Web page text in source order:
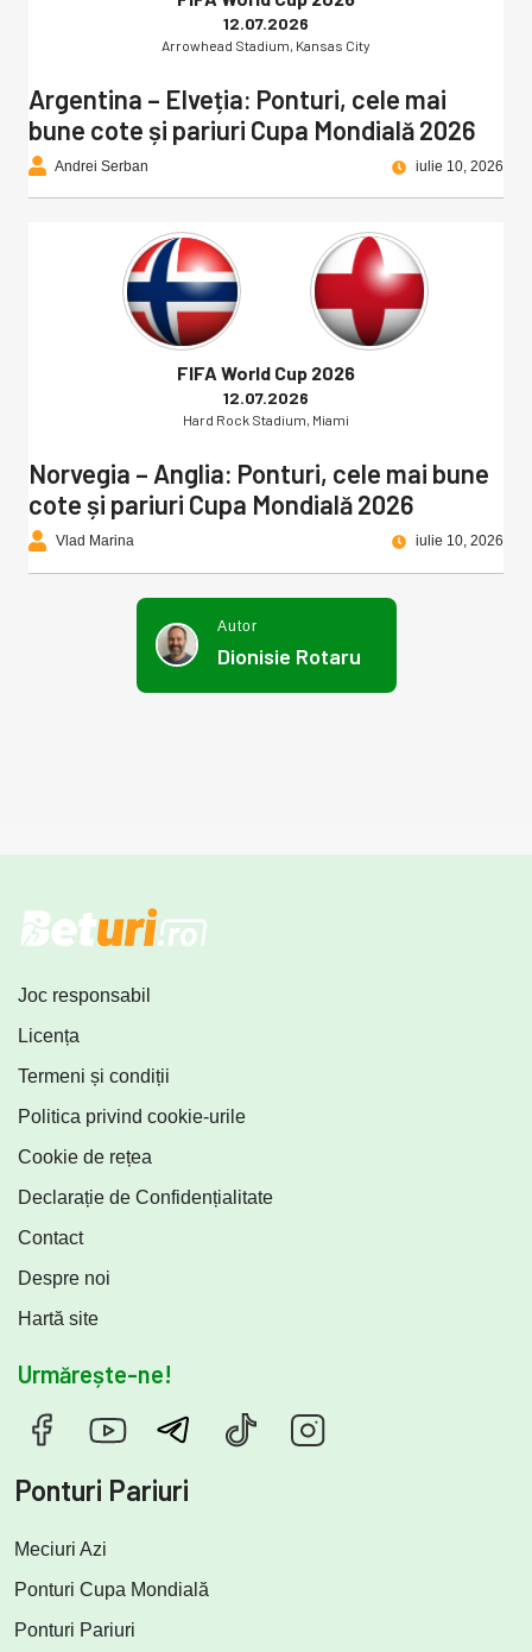
12.07.2026
Arrowhead Stadium, Kansas City
Argentina – Elveția: Ponturi, cele mai
bune cote și pariuri Cupa Mondială 2026
Andrei Serban iulie 10, 2026
FIFA World Cup 2026
12.07.2026
Hard Rock Stadium, Miami
Norvegia – Anglia: Ponturi, cele mai bune
cote și pariuri Cupa Mondială 2026
Vlad Marina iulie 10, 2026
Autor
Dionisie Rotaru
Joc responsabil
Licența
Termeni și condiții
Politica privind cookie-urile
Cookie de rețea
Declarație de Confidențialitate
Contact
Despre noi
Hartă site
Urmărește-ne!
Ponturi Pariuri
Meciuri Azi
Ponturi Cupa Mondială
Ponturi Pariuri